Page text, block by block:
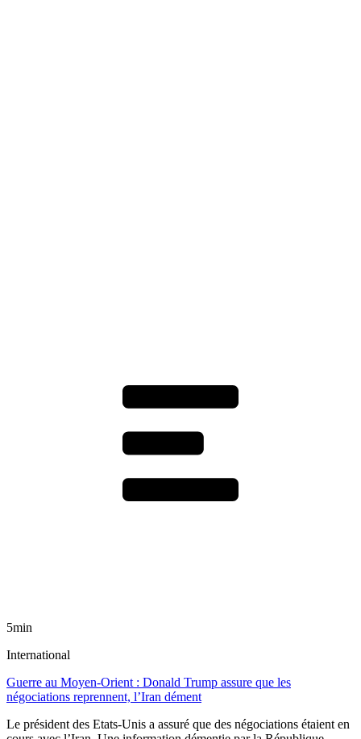
5min
International
Guerre au Moyen-Orient : Donald Trump assure que les
négociations reprennent, l’Iran dément
Le président des Etats-Unis a assuré que des négociations étaient en